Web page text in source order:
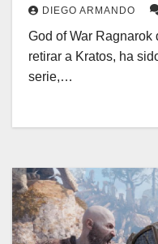
DIEGO ARMANDO
God of War Ragnarok
retirar a Kratos, ha
serie,…